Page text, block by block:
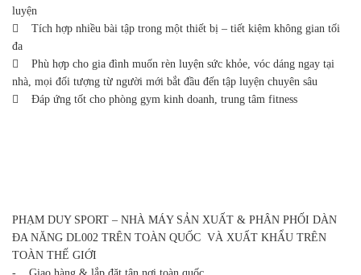
luyện
 Tích hợp nhiều bài tập trong một thiết bị – tiết kiệm không gian tối
đa
 Phù hợp cho gia đình muốn rèn luyện sức khỏe, vóc dáng ngay tại
nhà, mọi đối tượng từ người mới bắt đầu đến tập luyện chuyên sâu
 Đáp ứng tốt cho phòng gym kinh doanh, trung tâm fitness
PHẠM DUY SPORT – NHÀ MÁY SẢN XUẤT & PHÂN PHỐI DÀN
ĐA NĂNG DL002 TRÊN TOÀN QUỐC VÀ XUẤT KHẨU TRÊN
TOÀN THẾ GIỚI